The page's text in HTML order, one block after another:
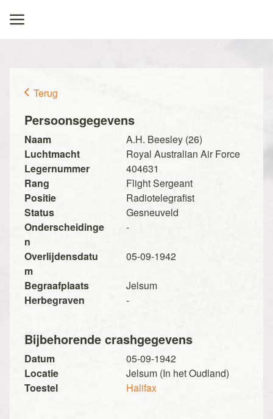
Terug
Persoonsgegevens
Naam
A.H. Beesley (26)
Luchtmacht
Royal Australian Air Force
Legernummer
404631
Rang
Flight Sergeant
Positie
Radiotelegrafist
Status
Gesneuveld
Onderscheidinge
n
-
Overlijdensdatu
m
05-09-1942
Begraafplaats
Jelsum
Herbegraven
-
Bijbehorende crashgegevens
Datum
05-09-1942
Locatie
Jelsum (In het Oudland)
Toestel
Halifax